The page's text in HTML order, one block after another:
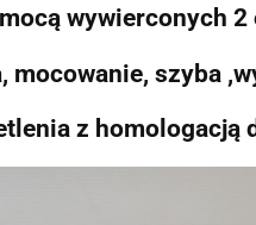
wywierconych 2
mocowanie, szyba
z homologacją